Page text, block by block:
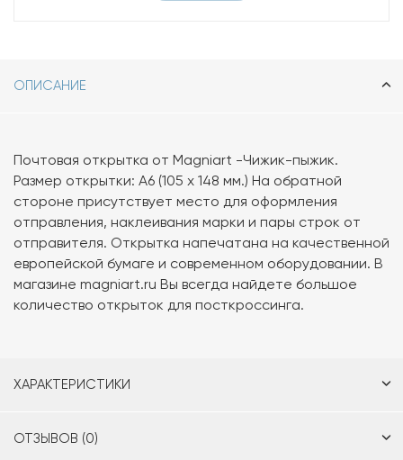
ОПИСАНИЕ
Почтовая открытка от Magniart -Чижик-пыжик.
Размер открытки: А6 (105 х 148 мм.) На обратной
стороне присутствует место для оформления
отправления, наклеивания марки и пары строк от
отправителя. Открытка напечатана на качественной
европейской бумаге и современном оборудовании. В
магазине magniart.ru Вы всегда найдете большое
количество открыток для посткроссинга.
ХАРАКТЕРИСТИКИ
ОТЗЫВОВ (0)